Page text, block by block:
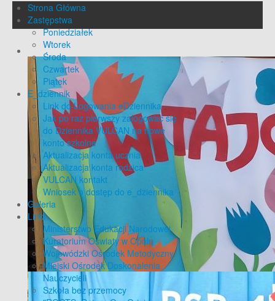
Strona Główna
Zastępstwa
Poniedziałek
Wtorek
Środa
Czwartek
Piątek
E_dziennik
Link do Logowania eDziennika
Jak po raz pierwszy zalogować się
do Dziennika VULCAN na nowe
konto szkolne
Aktualizacja konta ucznia
Aktualizacja konta rodzica
VULCAN kontakt
Wniosek o dostęp do e_dziennika
Galeria
Linki
Ministerstwo Edukacji Narodowej
Kuratorium Oświaty w Opolu
Wojewódzki Ośrodek Metodyczny
Miejski Ośrodek Doskonalenia
Nauczycieli
Szkoła bez przemocy